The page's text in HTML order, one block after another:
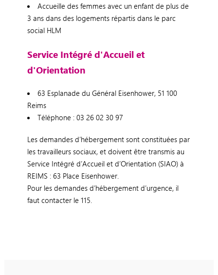
Accueille des femmes avec un enfant de plus de
3 ans dans des logements répartis dans le parc
social HLM
Service Intégré d'Accueil et
d'Orientation
63 Esplanade du Général Eisenhower, 51 100
Reims
Téléphone : 03 26 02 30 97
Les demandes d’hébergement sont constituées par
les travailleurs sociaux, et doivent être transmis au
Service Intégré d’Accueil et d’Orientation (SIAO) à
REIMS : 63 Place Eisenhower.
Pour les demandes d’hébergement d’urgence, il
faut contacter le 115.